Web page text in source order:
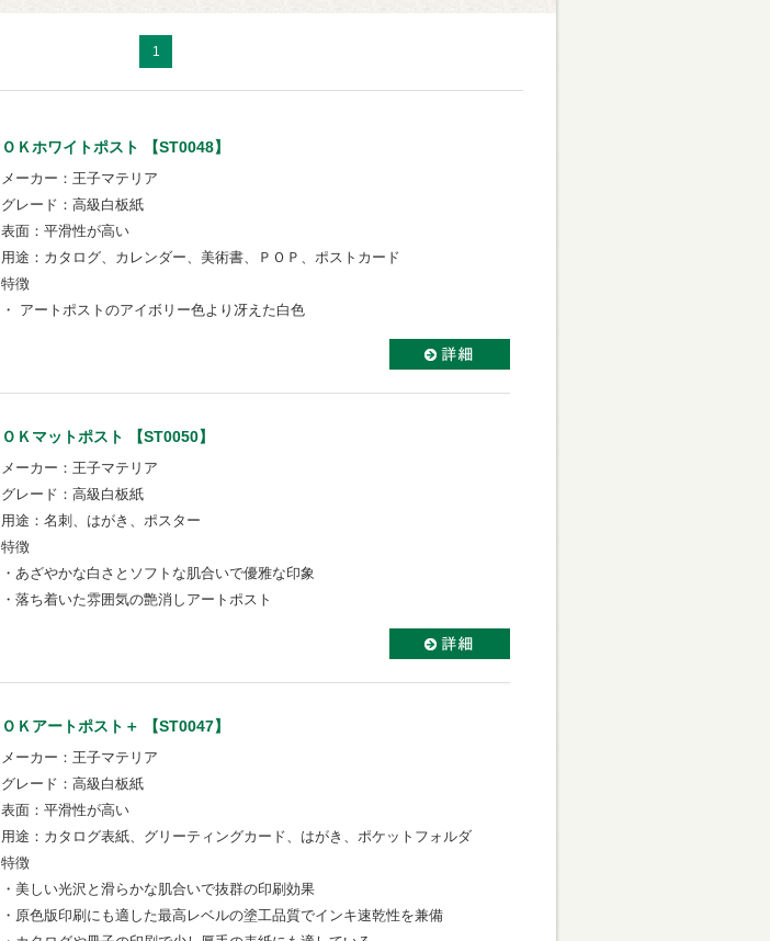
1
ＯＫホワイトポスト 【ST0048】
メーカー：王子マテリア
グレード：高級白板紙
表面：平滑性が高い
用途：カタログ、カレンダー、美術書、ＰＯＰ、ポストカード
特徴
・ アートポストのアイボリー色より冴えた白色
ＯＫマットポスト 【ST0050】
メーカー：王子マテリア
グレード：高級白板紙
用途：名刺、はがき、ポスター
特徴
・あざやかな白さとソフトな肌合いで優雅な印象
・落ち着いた雰囲気の艶消しアートポスト
ＯＫアートポスト＋ 【ST0047】
メーカー：王子マテリア
グレード：高級白板紙
表面：平滑性が高い
用途：カタログ表紙、グリーティングカード、はがき、ポケットフォルダ
特徴
・美しい光沢と滑らかな肌合いで抜群の印刷効果
・原色版印刷にも適した最高レベルの塗工品質でインキ速乾性を兼備